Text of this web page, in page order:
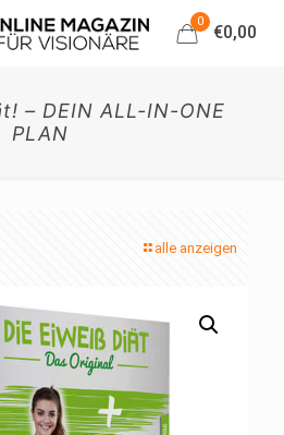
0
€0,00
– DEIN ALL-IN-ONE
PLAN
alle anzeigen